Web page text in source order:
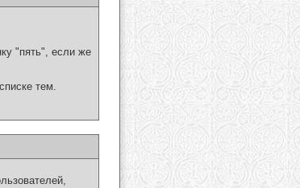
"пять", если же
тем.